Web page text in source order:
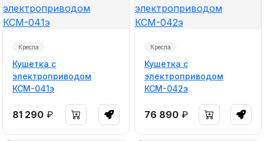
Кресла
Кушетка с
электроприводом
КСМ-041э
81 290 ₽
Кресла
Кушетка с
электроприводом
КСМ-042э
76 890 ₽